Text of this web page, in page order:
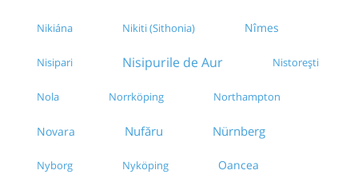
Nikiána Nikiti (Sithonia) Nîmes
Nisipari Nisipurile de Aur Nistorești
Nola Norrköping Northampton
Novara Nufăru Nürnberg
Nyborg Nyköping Oancea